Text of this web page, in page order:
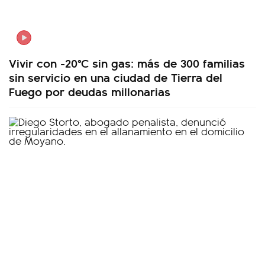
Vivir con -20°C sin gas: más de 300 familias
sin servicio en una ciudad de Tierra del
Fuego por deudas millonarias